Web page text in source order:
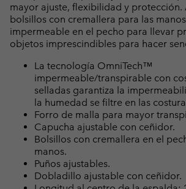
mayor ajuste, flexibilidad y protección.
bolsillos con cremallera para las
impermeable en el pecho para llevar
objetos imprescindibles para hacer
La tecnología OmniTech™
impermeable/transpirable con
selladas garantiza la
la humedad se filtre en las
Forro de malla para mayor
Capucha ajustable con ceñidor.
Bolsillos con cremallera en el
manos.
Puños ajustables.
Dobladillo ajustable con ceñidor.